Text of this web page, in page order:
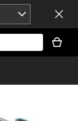
ist